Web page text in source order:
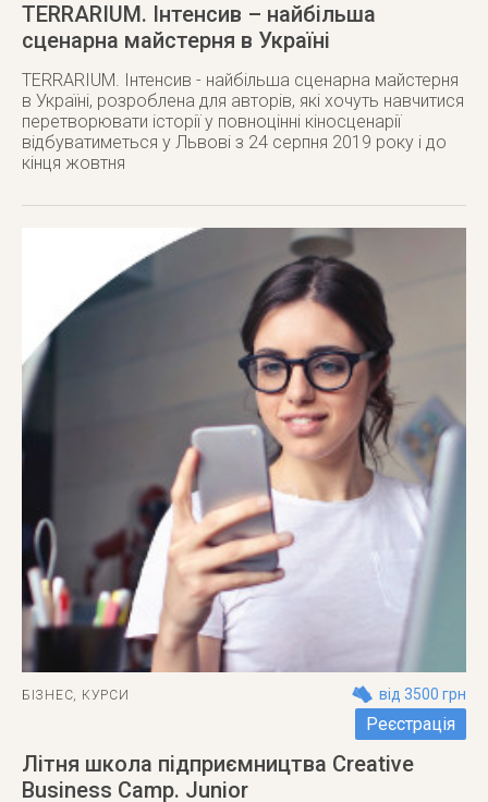
TERRARIUM. Інтенсив – найбільша
сценарна майстерня в Україні
TERRARIUM. Інтенсив - найбільша сценарна майстерня
в Україні, розроблена для авторів, які хочуть навчитися
перетворювати історії у повноцінні кіносценарії
відбуватиметься у Львові з 24 серпня 2019 року і до
кінця жовтня
БІЗНЕС, КУРСИ від 3500 грн
Реєстрація
Літня школа підприємництва Creative
Business Camp. Junior